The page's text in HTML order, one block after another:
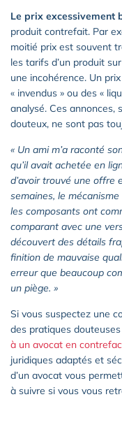
Le prix excessivement
produit contrefait. Par
moitié prix est souvent
les tarifs d’un produit
une incohérence. Un
« invendus » ou des «
analysé. Ces
douteux, ne sont pas
« Un ami m’a raconté
qu’il avait achetée en
d’avoir trouvé une offre
semaines, le
les composants ont
comparant avec une
découvert des détails
finition de mauvaise
erreur que beaucoup
un piège. »
Si vous suspectez une
des pratiques
à un avocat en
juridiques adaptés et
d’un avocat vous
à suivre si vous vous